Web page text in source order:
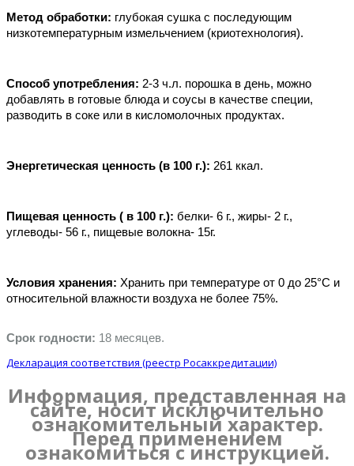
Метод обработки: глубокая сушка с последующим
низкотемпературным измельчением (криотехнология).
Способ употребления: 2-3 ч.л. порошка в день, можно
добавлять в готовые блюда и соусы в качестве специи,
разводить в соке или в кисломолочных продуктах.
Энергетическая ценность (в 100 г.): 261 ккал.
Пищевая ценность ( в 100 г.): белки- 6 г., жиры- 2 г.,
углеводы- 56 г., пищевые волокна- 15г.
Условия хранения: Хранить при температуре от 0 до 25°C и
относительной влажности воздуха не более 75%.
Срок годности: 18 месяцев.
Декларация соответствия (реестр Росаккредитации)
Информация, представленная на
сайте, носит исключительно
ознакомительный характер.
Перед применением
ознакомиться с инструкцией.